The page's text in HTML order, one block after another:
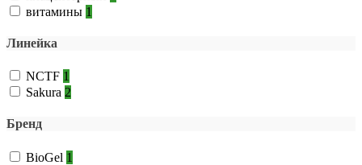
витамины 1
Линейка
NCTF 1
Sakura 2
Бренд
BioGel 1